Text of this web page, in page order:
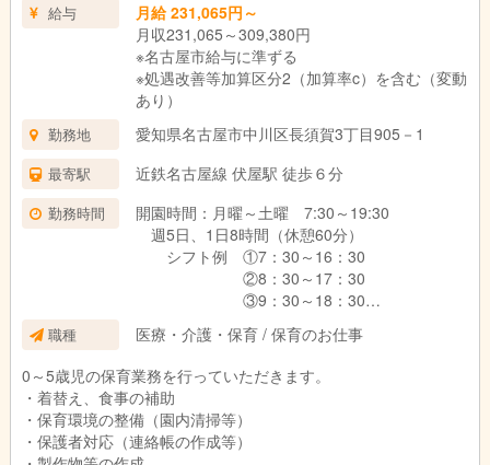
給与
月給 231,065円～
月収231,065～309,380円
※名古屋市給与に準ずる
※処遇改善等加算区分2（加算率c）を含む（変動
あり）
勤務地 愛知県名古屋市中川区長須賀3丁目905－1
最寄駅 近鉄名古屋線 伏屋駅 徒歩６分
勤務時間
開園時間：月曜～土曜 7:30～19:30
週5日、1日8時間（休憩60分）
シフト例 ①7：30～16：30
②8：30～17：30
③9：30～18：30
④10：30～19：30
職種
医療・介護・保育 / 保育のお仕事
0～5歳児の保育業務を行っていただきます。
・着替え、食事の補助
・保育環境の整備（園内清掃等）
・保護者対応（連絡帳の作成等）